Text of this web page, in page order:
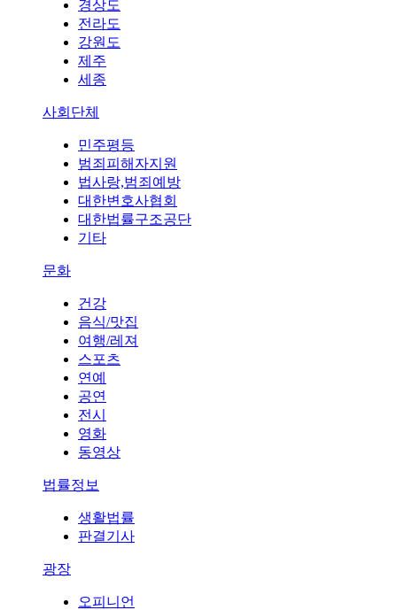
경상도
전라도
강원도
제주
세종
사회단체
민주평등
범죄피해자지원
법사랑,범죄예방
대한변호사협회
대한법률구조공단
기타
문화
건강
음식/맛집
여행/레져
스포츠
연예
공연
전시
영화
동영상
법률정보
생활법률
판결기사
광장
오피니언